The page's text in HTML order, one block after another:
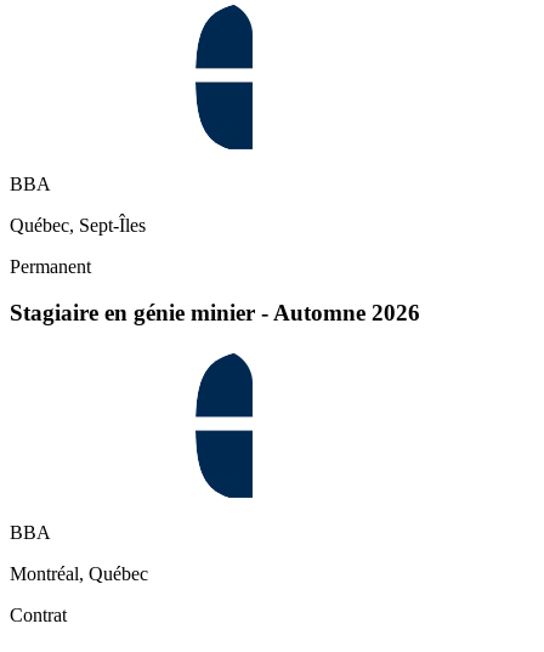
BBA
Québec, Sept-Îles
Permanent
Stagiaire en génie minier - Automne 2026
BBA
Montréal, Québec
Contrat